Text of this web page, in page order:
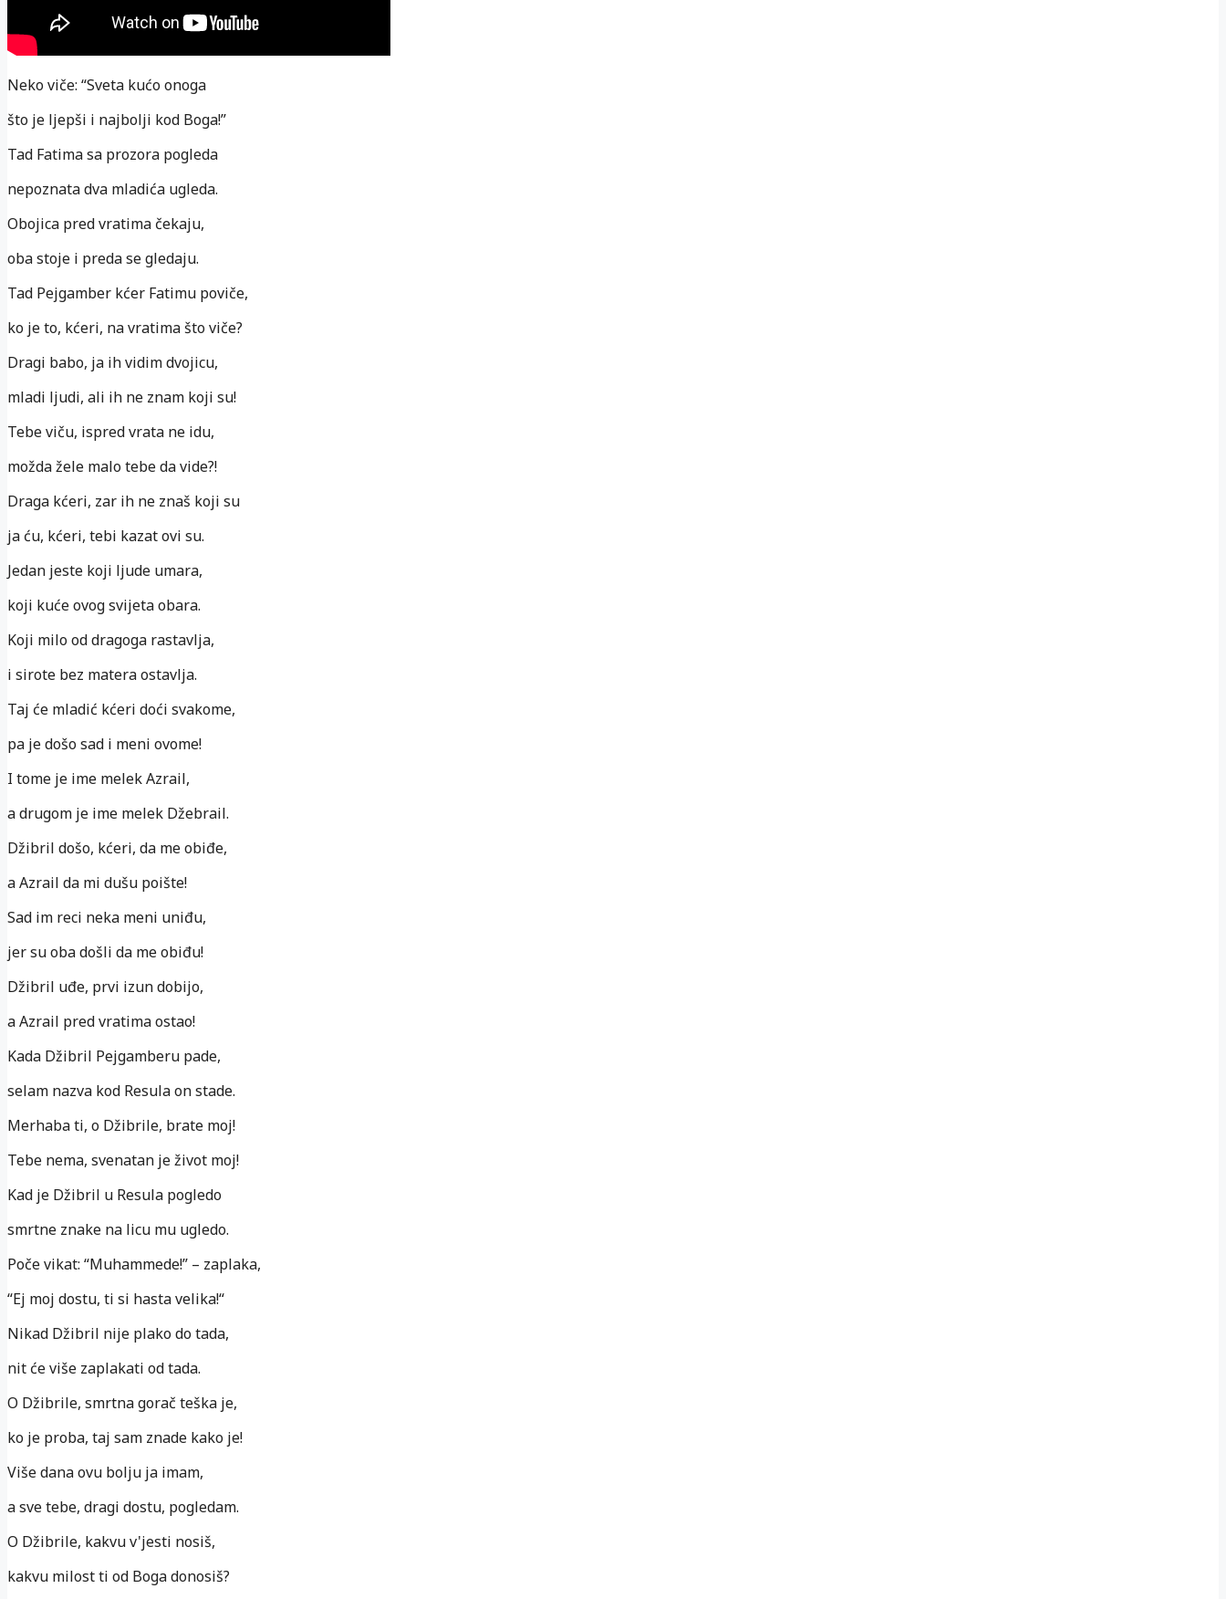
Neko viče: “Sveta kućo onoga
što je ljepši i najbolji kod Boga!”
Tad Fatima sa prozora pogleda
nepoznata dva mladića ugleda.
Obojica pred vratima čekaju,
oba stoje i preda se gledaju.
Tad Pejgamber kćer Fatimu poviče,
ko je to, kćeri, na vratima što viče?
Dragi babo, ja ih vidim dvojicu,
mladi ljudi, ali ih ne znam koji su!
Tebe viču, ispred vrata ne idu,
možda žele malo tebe da vide?!
Draga kćeri, zar ih ne znaš koji su
ja ću, kćeri, tebi kazat ovi su.
Jedan jeste koji ljude umara,
koji kuće ovog svijeta obara.
Koji milo od dragoga rastavlja,
i sirote bez matera ostavlja.
Taj će mladić kćeri doći svakome,
pa je došo sad i meni ovome!
I tome je ime melek Azrail,
a drugom je ime melek Džebrail.
Džibril došo, kćeri, da me obiđe,
a Azrail da mi dušu poište!
Sad im reci neka meni uniđu,
jer su oba došli da me obiđu!
Džibril uđe, prvi izun dobijo,
a Azrail pred vratima ostao!
Kada Džibril Pejgamberu pade,
selam nazva kod Resula on stade.
Merhaba ti, o Džibrile, brate moj!
Tebe nema, svenatan je život moj!
Kad je Džibril u Resula pogledo
smrtne znake na licu mu ugledo.
Poče vikat: “Muhammede!” – zaplaka,
“Ej moj dostu, ti si hasta velika!“
Nikad Džibril nije plako do tada,
nit će više zaplakati od tada.
O Džibrile, smrtna gorač teška je,
ko je proba, taj sam znade kako je!
Više dana ovu bolju ja imam,
a sve tebe, dragi dostu, pogledam.
O Džibrile, kakvu v'jesti nosiš,
kakvu milost ti od Boga donosiš?